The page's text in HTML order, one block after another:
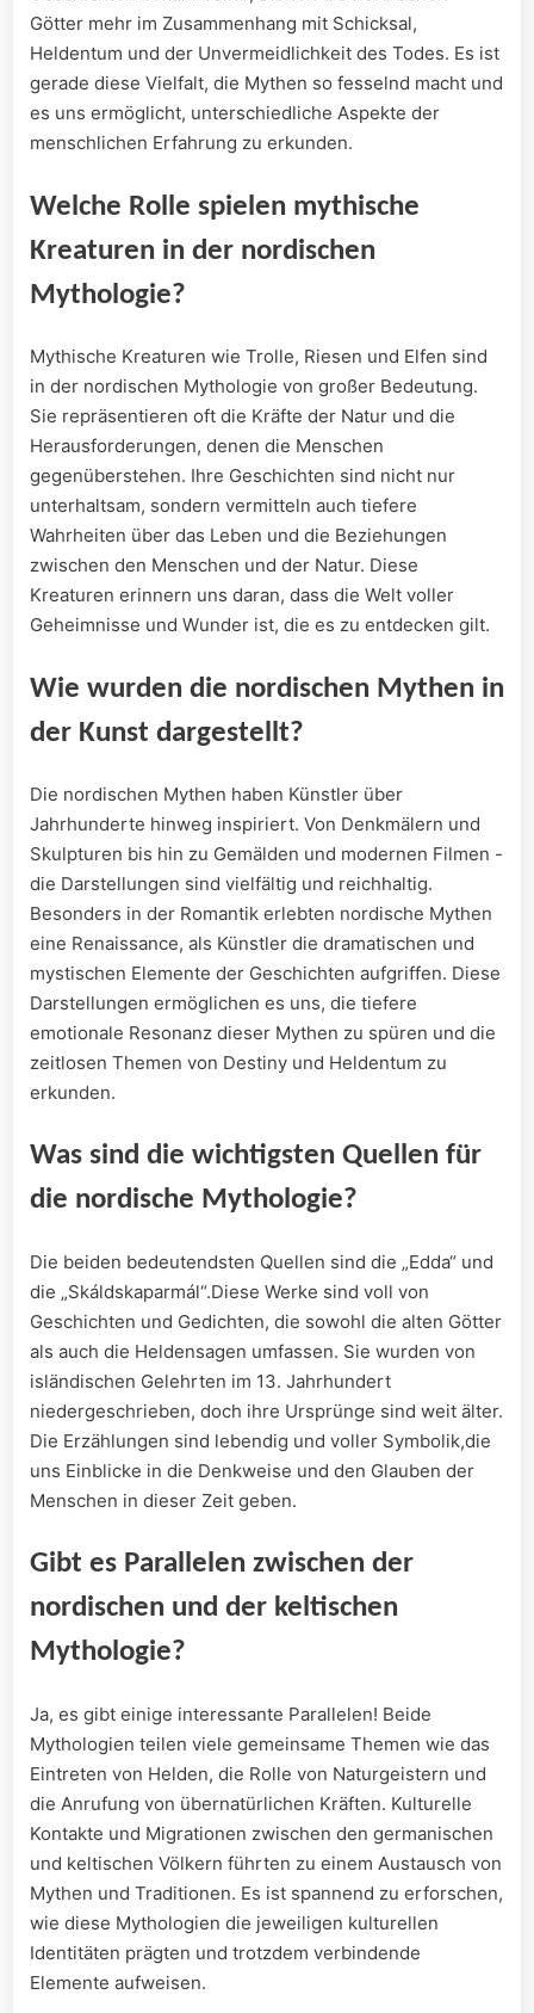
Götter mehr im Zusammenhang mit Schicksal,
Heldentum und der Unvermeidlichkeit des Todes. Es ​ist⁢
gerade diese Vielfalt,‍ die Mythen so fesselnd macht ‍und
es uns ermöglicht, unterschiedliche Aspekte der
menschlichen Erfahrung ​zu‍ erkunden.
Welche Rolle spielen ‍mythische
Kreaturen in der nordischen
Mythologie?
Mythische Kreaturen⁤ wie⁢ Trolle, Riesen und Elfen sind
in‌ der nordischen ‍Mythologie⁣ von großer Bedeutung. ​
Sie repräsentieren oft ⁢die Kräfte der⁢ Natur und die
Herausforderungen, denen ⁣die Menschen
gegenüberstehen. Ihre Geschichten‍ sind ⁢nicht ⁣nur
unterhaltsam, sondern vermitteln auch tiefere
Wahrheiten über das Leben und die‍ Beziehungen
zwischen den Menschen ‌und der Natur. Diese
Kreaturen erinnern uns daran, ⁢dass die Welt voller
Geheimnisse und Wunder ‌ist, die es zu entdecken gilt.
Wie wurden die nordischen Mythen in⁣
der Kunst dargestellt?
Die nordischen Mythen haben‍ Künstler ‌über
Jahrhunderte ⁤hinweg inspiriert. ⁣Von Denkmälern ⁤und
⁣Skulpturen bis hin ​zu‌ Gemälden und‌ modernen ⁢Filmen -⁢
die ⁣Darstellungen sind vielfältig und ⁢reichhaltig.
Besonders in der ⁤Romantik erlebten nordische Mythen
eine Renaissance, als Künstler die dramatischen und
mystischen Elemente der Geschichten aufgriffen. ⁣Diese‍
Darstellungen ermöglichen es uns, die tiefere⁣
emotionale Resonanz dieser Mythen⁤ zu spüren und die
zeitlosen Themen von Destiny und Heldentum zu
erkunden.
Was sind die wichtigsten Quellen für
die nordische ⁢Mythologie?
Die beiden bedeutendsten Quellen sind die „Edda“ und
die „Skáldskaparmál“.Diese Werke sind voll von
Geschichten und Gedichten, ⁢die ​sowohl die alten Götter
als​ auch die Heldensagen umfassen. Sie wurden von
isländischen Gelehrten im 13. Jahrhundert
niedergeschrieben, ⁤doch ihre Ursprünge sind​ weit ⁣älter.
Die Erzählungen sind lebendig und voller Symbolik,die
uns Einblicke in die Denkweise und den Glauben der
‍Menschen in‌ dieser ⁤Zeit geben.
Gibt es⁢ Parallelen zwischen der
nordischen und der keltischen
‍Mythologie?
Ja,​ es gibt ​einige interessante Parallelen! Beide
Mythologien teilen viele gemeinsame Themen wie das⁢
Eintreten ⁢von Helden, ⁢die Rolle von Naturgeistern und ​
die‌ Anrufung von übernatürlichen Kräften. Kulturelle‍
Kontakte und Migrationen zwischen den ⁢germanischen
und keltischen Völkern ‌führten zu einem Austausch⁤ von
Mythen und Traditionen. Es ist spannend zu erforschen,
wie diese ​Mythologien die jeweiligen kulturellen
Identitäten prägten und trotzdem verbindende
⁢Elemente⁤ aufweisen.